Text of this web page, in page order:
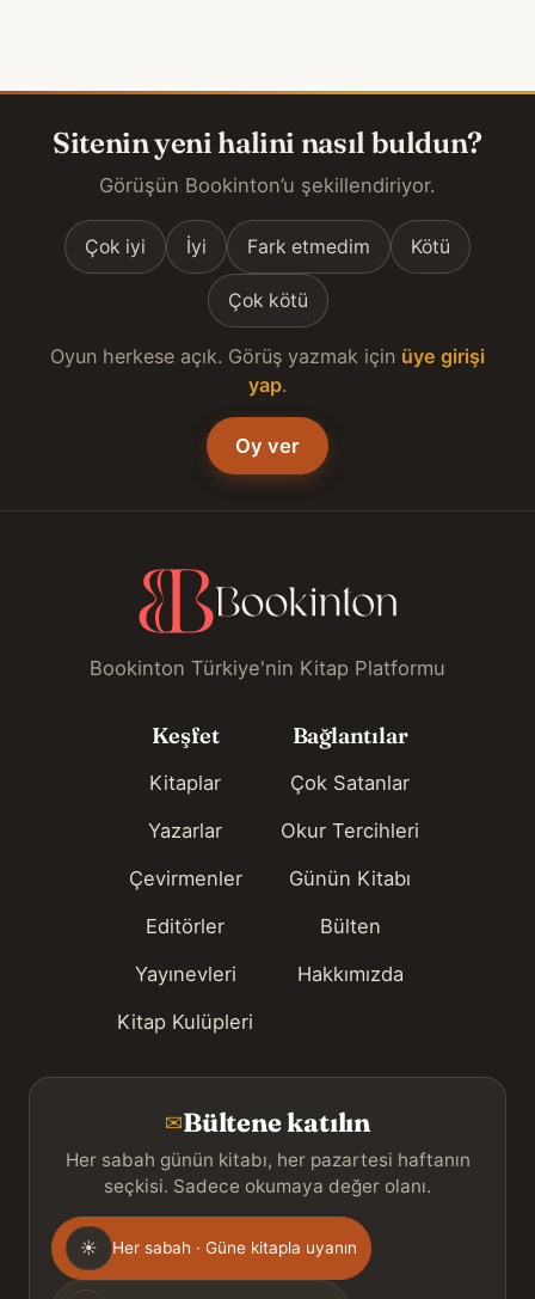
Sitenin yeni halini nasıl buldun?
Görüşün Bookinton’u şekillendiriyor.
Çok iyi İyi Fark etmedim Kötü
Çok kötü
Oyun herkese açık. Görüş yazmak için üye girişi
yap.
Oy ver
Bookinton Türkiye'nin Kitap Platformu
Keşfet
Kitaplar
Yazarlar
Çevirmenler
Editörler
Yayınevleri
Kitap Kulüpleri
Bağlantılar
Çok Satanlar
Okur Tercihleri
Günün Kitabı
Bülten
Hakkımızda
✉Bültene katılın
Her sabah günün kitabı, her pazartesi haftanın
seçkisi. Sadece okumaya değer olanı.
Gönderim
sıklığı
☀ Her sabah · Güne kitapla uyanın